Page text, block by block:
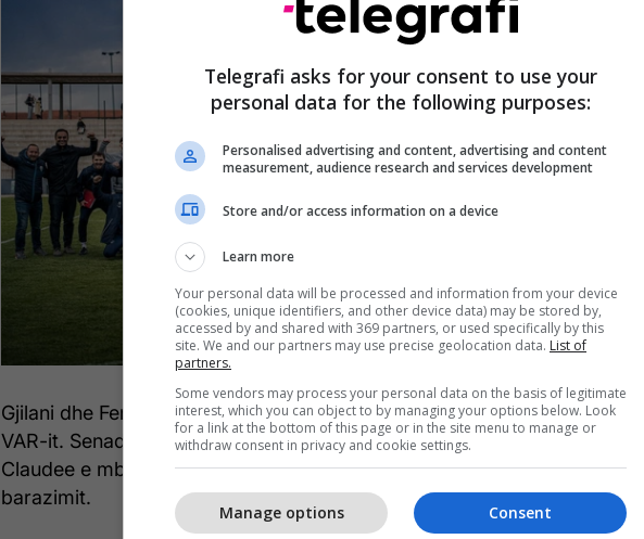
Gjilani dhe Ferizaj barazuan 1-1 në një ndeshje me shumë vendime të
VAR-it. Senad Jaroviq shënoi për Gjilanin, ndërsa Benato Bekima
Claudee e mbajti në garë për mbijetesë Ferizajn me golin e
barazimit.
Telegrafi asks for your consent to use your
personal data for the following purposes:
Personalised advertising and content, advertising and content
measurement, audience research and services development
Store and/or access information on a device
Learn more
Your personal data will be processed and information from your device
(cookies, unique identifiers, and other device data) may be stored by,
accessed by and shared with 369 partners, or used specifically by this
site. We and our partners may use precise geolocation data. List of
partners.
Some vendors may process your personal data on the basis of legitimate
interest, which you can object to by managing your options below. Look
for a link at the bottom of this page or in the site menu to manage or
withdraw consent in privacy and cookie settings.
Consent
Manage options